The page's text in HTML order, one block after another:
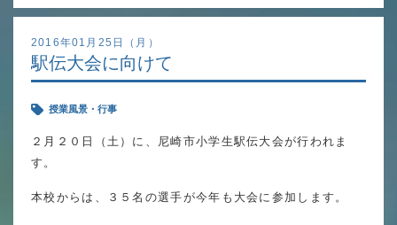
2016年01月25日（月）
駅伝大会に向けて
授業風景・行事
２月２０日（土）に、尼崎市小学生駅伝大会が行われま
す。
本校からは、３５名の選手が今年も大会に参加します。
授業の特色
進路指導